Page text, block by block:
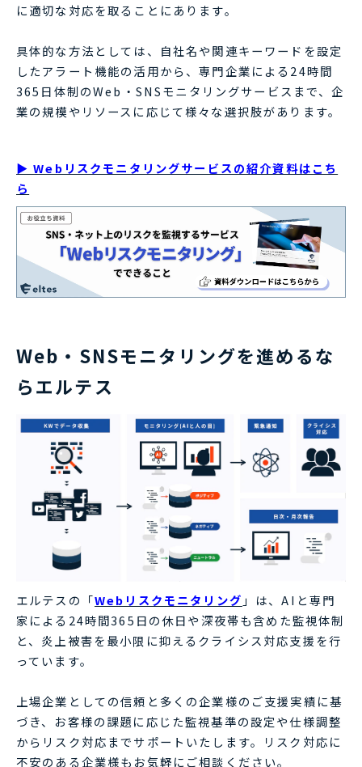
に適切な対応を取ることにあります。
具体的な方法としては、自社名や関連キーワードを設定
したアラート機能の活用から、専門企業による24時間
365日体制のWeb・SNSモニタリングサービスまで、企
業の規模やリソースに応じて様々な選択肢があります。
▶ Webリスクモニタリングサービスの紹介資料はこち
ら
Web・SNSモニタリングを進めるな
らエルテス
エルテスの「Webリスクモニタリング 」は、AIと専門
家による24時間365日の休日や深夜帯も含めた監視体制
と、炎上被害を最小限に抑えるクライシス対応支援を行
っています。
上場企業としての信頼と多くの企業様のご支援実績に基
づき、お客様の課題に応じた監視基準の設定や仕様調整
からリスク対応までサポートいたします。リスク対応に
不安のある企業様もお気軽にご相談ください。